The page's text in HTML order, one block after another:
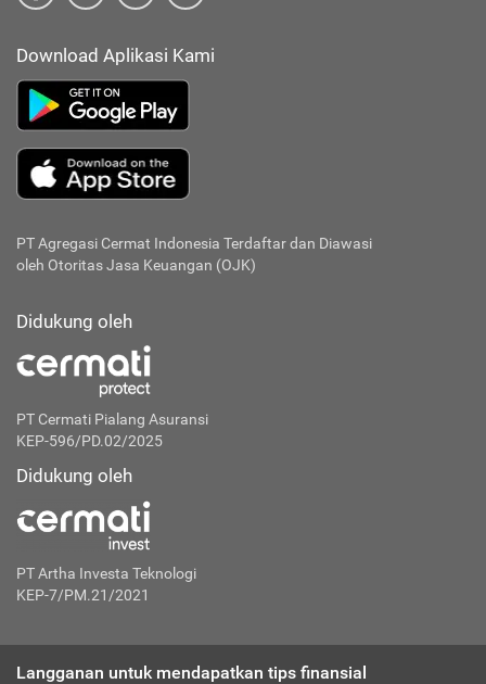
Download Aplikasi Kami
PT Agregasi Cermat Indonesia Terdaftar dan Diawasi
oleh Otoritas Jasa Keuangan (OJK)
Didukung oleh
PT Cermati Pialang Asuransi
KEP-596/PD.02/2025
Didukung oleh
PT Artha Investa Teknologi
KEP-7/PM.21/2021
Langganan untuk mendapatkan tips finansial